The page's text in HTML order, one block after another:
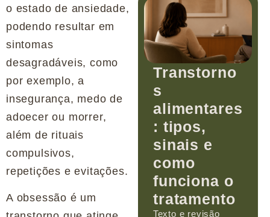
o estado de ansiedade,
podendo resultar em
sintomas
desagradáveis, como
por exemplo, a
insegurança, medo de
adoecer ou morrer,
além de rituais
compulsivos,
repetições e evitações.
A obsessão é um
Transtorno
s
alimentares
: tipos,
sinais e
como
funciona o
tratamento
Texto e revisão